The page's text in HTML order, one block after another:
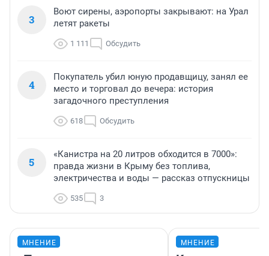
3
Воют сирены, аэропорты закрывают: на Урал
летят ракеты
1 111 Обсудить
4
Покупатель убил юную продавщицу, занял ее
место и торговал до вечера: история
загадочного преступления
618 Обсудить
5
«Канистра на 20 литров обходится в 7000»:
правда жизни в Крыму без топлива,
электричества и воды — рассказ отпускницы
535 3
МНЕНИЕ МНЕНИЕ